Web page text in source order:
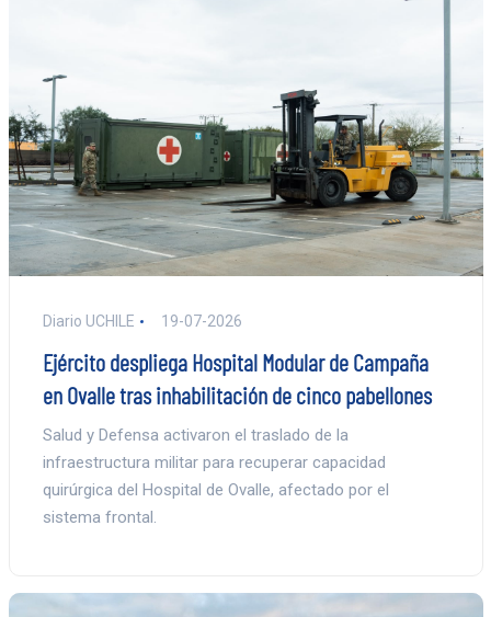
Diario UCHILE 19-07-2026
Ejército despliega Hospital Modular de Campaña
en Ovalle tras inhabilitación de cinco pabellones
Salud y Defensa activaron el traslado de la
infraestructura militar para recuperar capacidad
quirúrgica del Hospital de Ovalle, afectado por el
sistema frontal.